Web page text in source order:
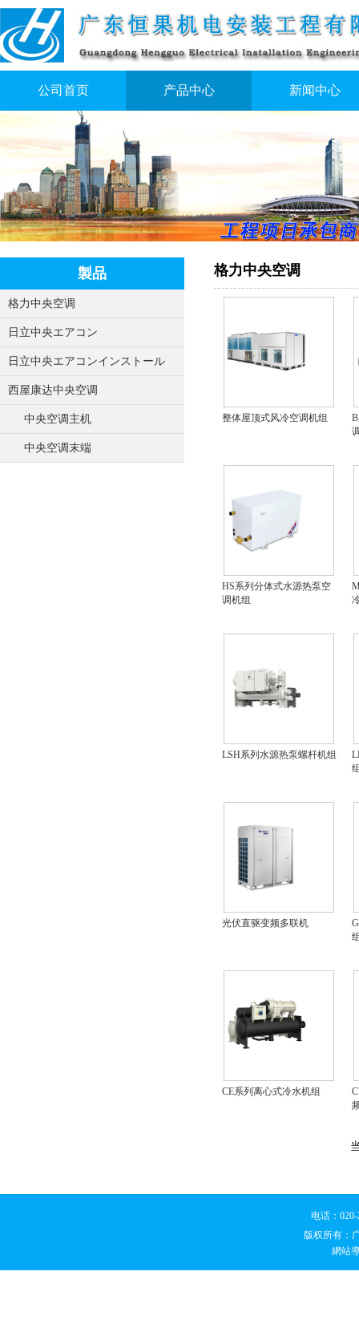
公司首页 产品中心 新闻中心
製品
格力中央空调
日立中央エアコン
日立中央エアコンインストール
西屋康达中央空调
中央空调主机
中央空调末端
格力中央空调
整体屋顶式风冷空调机组
HS系列分体式水源热泵空
调机组
LSH系列水源热泵螺杆机组
光伏直驱变频多联机
CE系列离心式冷水机组
电话：
版权所有：
網站